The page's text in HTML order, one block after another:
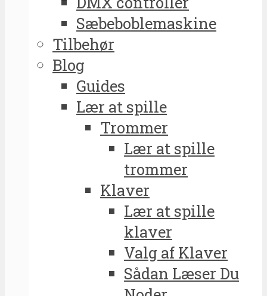
Sæbeboblemaskine
Tilbehør
Blog
Guides
Lær at spille
Trommer
Lær at spille
trommer
Klaver
Lær at spille
klaver
Valg af Klaver
Sådan Læser Du